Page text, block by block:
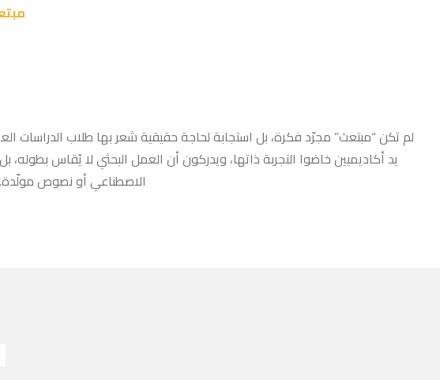
لم تكن “مبتعث” مجرّد فكرة، بل استجابة لحاجة حقيقية شعر بها طلاب الدراسات
يد أكاديميين خاضوا التجربة ذاتها، ويدركون أن العمل البحثي لا يُقاس
الاصطناعي أو نصوص مولّدة.